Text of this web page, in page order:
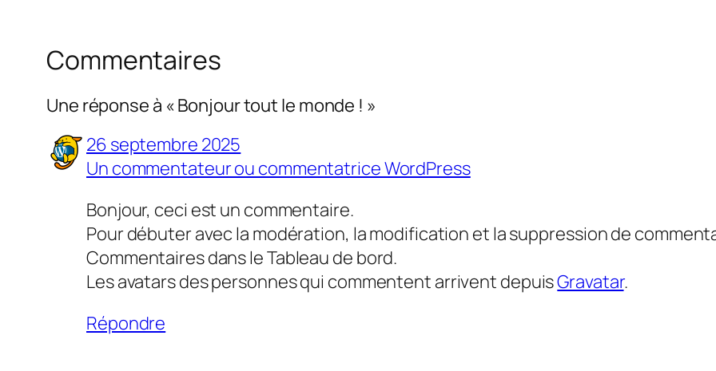
Commentaires
Une réponse à « Bonjour tout le monde ! »
26 septembre 2025
Un commentateur ou commentatrice WordPress
Bonjour, ceci est un commentaire.
Pour débuter avec la modération, la modification et la suppression de
Commentaires dans le Tableau de bord.
Les avatars des personnes qui commentent arrivent depuisGravatar.
Répondre